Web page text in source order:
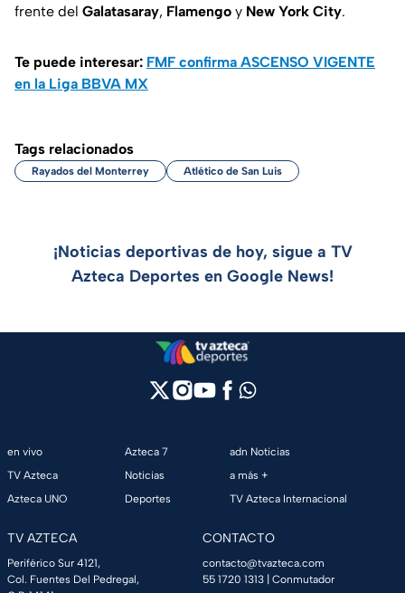
frente del Galatasaray, Flamengo y New York City.
Te puede interesar: FMF confirma ASCENSO VIGENTE
en la Liga BBVA MX
Tags relacionados
Rayados del Monterrey Atlético de San Luis
¡Noticias deportivas de hoy, sigue a TV
Azteca Deportes en Google News!
en vivo
TV Azteca
Azteca UNO
Azteca 7
Noticias
Deportes
adn Noticias
a más +
TV Azteca Internacional
TV AZTECA
Periférico Sur 4121,
Col. Fuentes Del Pedregal,
CONTACTO
contacto@tvazteca.com
55 1720 1313 | Conmutador